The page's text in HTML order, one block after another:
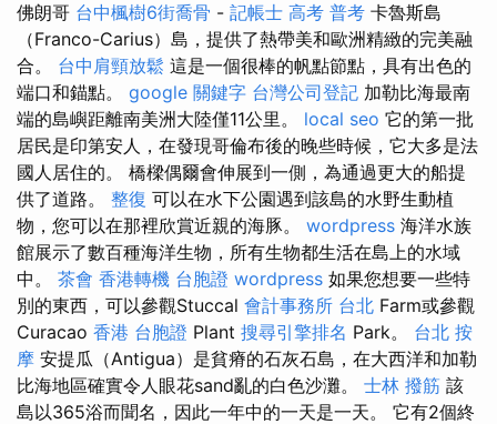
佛朗哥 台中楓樹6街喬骨 - 記帳士 高考 普考 卡魯斯島
（Franco-Carius）島，提供了熱帶美和歐洲精緻的完美融
合。 台中肩頸放鬆 這是一個很棒的帆點節點，具有出色的
端口和錨點。 google 關鍵字 台灣公司登記 加勒比海最南
端的島嶼距離南美洲大陸僅11公里。 local seo 它的第一批
居民是印第安人，在發現哥倫布後的晚些時候，它大多是法
國人居住的。 橋樑偶爾會伸展到一側，為通過更大的船提
供了道路。 整復 可以在水下公園遇到該島的水野生動植
物，您可以在那裡欣賞近親的海豚。 wordpress 海洋水族
館展示了數百種海洋生物，所有生物都生活在島上的水域
中。 茶會 香港轉機 台胞證 wordpress 如果您想要一些特
別的東西，可以參觀Stuccal 會計事務所 台北 Farm或參觀
Curacao 香港 台胞證 Plant 搜尋引擎排名 Park。 台北 按
摩 安提瓜（Antigua）是貧瘠的石灰石島，在大西洋和加勒
比海地區確實令人眼花sand亂的白色沙灘。 士林 撥筋 該
島以365浴而聞名，因此一年中的一天是一天。 它有2個終